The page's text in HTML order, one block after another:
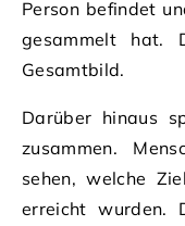
Person befindet
gesammelt hat.
Gesamtbild.
Darüber hinaus
zusammen.
sehen, welche
erreicht wurden.